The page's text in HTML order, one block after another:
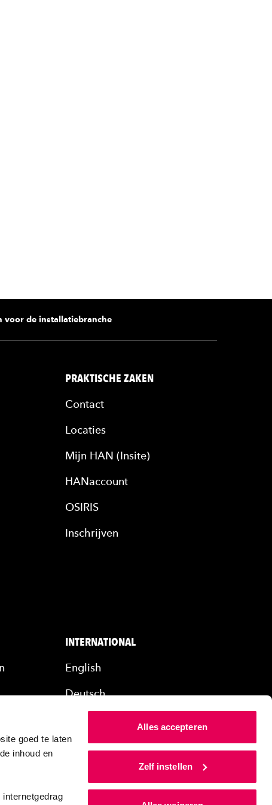
goed te laten
inhoud en
Alles accepteren
Zelf instellen
voor de installatiebranche
PRAKTISCHE ZAKEN
Contact
Locaties
Mijn HAN (Insite)
HANaccount
OSIRIS
Inschrijven
INTERNATIONAL
English
Deutsch